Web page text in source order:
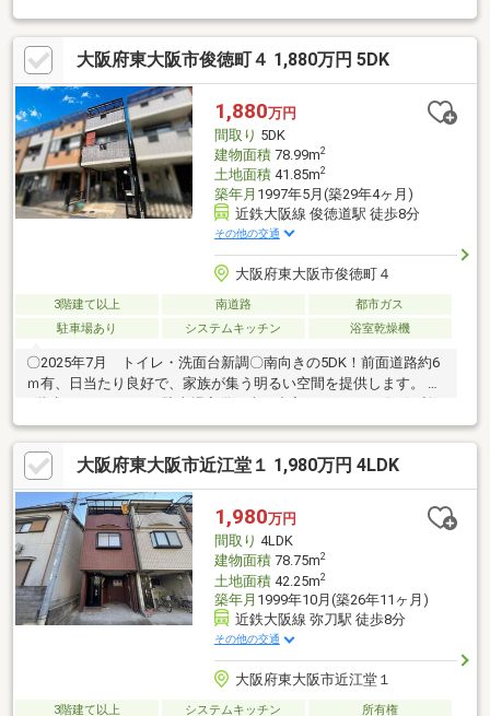
大阪府東大阪市俊徳町４ 1,880万円 5DK
1,880万円
間取り 5DK
建物面積78.99m2
土地面積41.85m2
築年月 1997年5月(築29年4ヶ月)
近鉄大阪線 俊徳道駅 徒歩8分
その他の交通
大阪府東大阪市俊徳町４
3階建て以上 南道路
都市ガス
駐車場あり
システムキッチン 浴室乾燥機
〇2025年7月 トイレ・洗面台新調〇南向きの5DK！前面道路約6
ｍ有、日当たり良好で、家族が集う明るい空間を提供します。 〇
3階建てのハイルーフ駐車場完備！車の出入りもスムーズで便利！
〇充実した設備！システムキッチン、浴室乾燥機、温水洗浄便座
など快適な生活をサポート。 〇閑静な住宅地の平坦地に位置！落
ち着いた環境で心地よい暮らしを実現します。
大阪府東大阪市近江堂１ 1,980万円 4LDK
1,980万円
間取り 4LDK
建物面積78.75m2
土地面積42.25m2
築年月 1999年10月(築26年11ヶ月)
近鉄大阪線 弥刀駅 徒歩8分
その他の交通
大阪府東大阪市近江堂１
3階建て以上 システムキッチン
所有権